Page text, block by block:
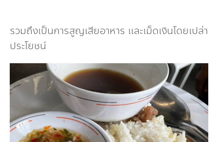
รวมถึงเป็นการสูญเสียอาหาร และเม็ดเงินโดยเปล่า
ประโยชน์